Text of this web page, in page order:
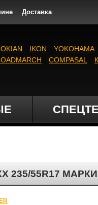
Доставка
IKON YOKOHAMA
COMPASAL
55R17 МАРКИ